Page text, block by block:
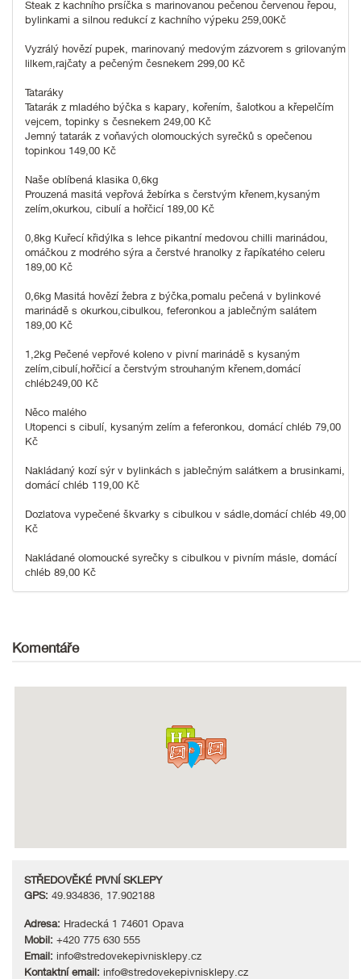
Steak z kachního prsíčka s marinovanou pečenou červenou řepou,
bylinkami a silnou redukcí z kachního výpeku 259,00Kč
Vyzrálý hovězí pupek, marinovaný medovým zázvorem s grilovaným
lilkem,rajčaty a pečeným česnekem 299,00 Kč
Tataráky
Tatarák z mladého býčka s kapary, kořením, šalotkou a křepelčím
vejcem, topinky s česnekem 249,00 Kč
Jemný tatarák z voňavých olomouckých syrečků s opečenou
topinkou 149,00 Kč
Naše oblíbená klasika 0,6kg
Prouzená masitá vepřová žebírka s čerstvým křenem,kysaným
zelím,okurkou, cibulí a hořčicí 189,00 Kč
0,8kg Kuřecí křidýlka s lehce pikantní medovou chilli marinádou,
omáčkou z modrého sýra a čerstvé hranolky z řapíkatého celeru
189,00 Kč
0,6kg Masitá hovězí žebra z býčka,pomalu pečená v bylinkové
marinádě s okurkou,cibulkou, feferonkou a jablečným salátem
189,00 Kč
1,2kg Pečené vepřové koleno v pivní marinádě s kysaným
zelím,cibulí,hořčicí a čerstvým strouhaným křenem,domácí
chléb249,00 Kč
Něco malého
Utopenci s cibulí, kysaným zelím a feferonkou, domácí chléb 79,00
Kč
Nakládaný kozí sýr v bylinkách s jablečným salátkem a brusinkami,
domácí chléb 119,00 Kč
Dozlatova vypečené škvarky s cibulkou v sádle,domácí chléb 49,00
Kč
Nakládané olomoucké syrečky s cibulkou v pivním másle, domácí
chléb 89,00 Kč
Komentáře
STŘEDOVĚKÉ PIVNÍ SKLEPY
GPS: 49.934836, 17.902188
Adresa: Hradecká 1 74601 Opava
Mobil: +420 775 630 555
Email: info@stredovekepivnisklepy.cz
Kontaktní email: info@stredovekepivnisklepy.cz